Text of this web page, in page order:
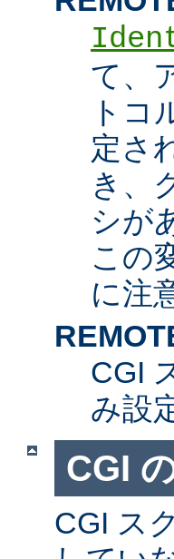
て、
トコ
定さ
き、
シが
この
に注
CGI
み設
CGI
CGI ス